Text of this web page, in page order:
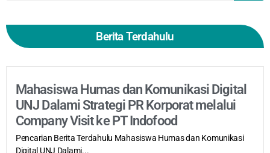
Berita Terdahulu
Mahasiswa Humas dan Komunikasi Digital
UNJ Dalami Strategi PR Korporat melalui
Company Visit ke PT Indofood
Pencarian Berita Terdahulu Mahasiswa Humas dan Komunikasi
Digital UNJ Dalami...